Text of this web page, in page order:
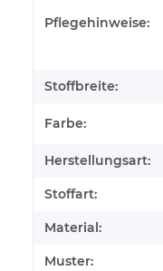
Pflegehinweise:
Stoffbreite:
Farbe:
Herstellungsart:
Stoffart:
Material:
Muster: